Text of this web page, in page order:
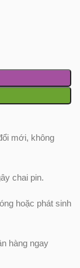
mới, không
chai pin.
hoặc phát sinh
hàng ngay